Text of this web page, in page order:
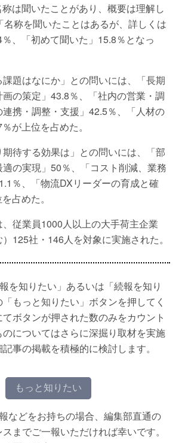
は聞いたことがあり、概要は理解し
名称を聞いたことはあるが、詳しくは
、「初めて聞いた」15.8％となっ
課題はなにか」との問いには、「長期
の策定」43.8％、「社内の営業・調
携・調整・支援」42.5％、「人材の
が上位を占めた。
期待する効果は」との問いには、「部
の実現」50％、「コスト削減、業務
％、「物流DXリーダーの育成と確
占めた。
従業員1000人以上の大手荷主企業
）125社・146人を対象に実施された。
を知りたい」あるいは「続報を知り
もっと知りたい」ボタンを押してく
ボタンが押された数のみをカウント
のについてはさらに深掘り取材を実施
事の掲載を積極的に検討します。
もっと知りたい
などをお持ちの場合、編集部直通の
までご一報いただければ幸いです。